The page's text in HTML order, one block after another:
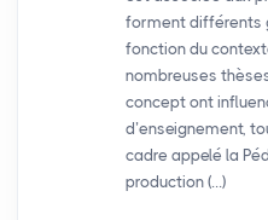
forment différents
fonction du
nombreuses
concept ont
d’enseignement,
cadre appelé la
production (…)